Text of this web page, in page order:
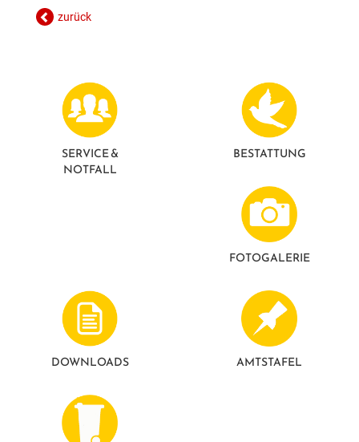
ANSPRECHPARTNER
GESUNDE GEMEINDE
zurück
SERVICE &
NOTFALL
BESTATTUNG
FOTO­GALERIE
DOWNLOADS AMTSTAFEL